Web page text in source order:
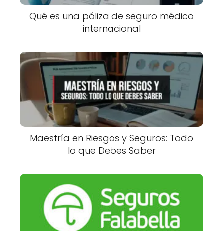
Qué es una póliza de seguro médico
internacional
Maestría en Riesgos y Seguros: Todo
lo que Debes Saber